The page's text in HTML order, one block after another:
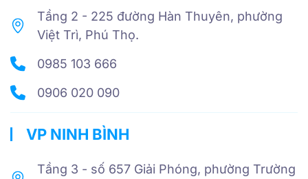
Tầng 2 - 225 đường Hàn Thuyên, phường
Việt Trì, Phú Thọ.
0985 103 666
0906 020 090
VP NINH BÌNH
Tầng 3 - số 657 Giải Phóng, phường Trường